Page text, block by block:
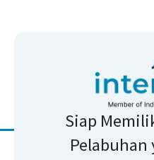
Siap
Pelabuhan